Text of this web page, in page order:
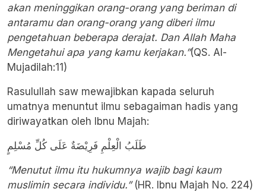
akan meninggikan orang-orang yang beriman di
antaramu dan orang-orang yang diberi ilmu
pengetahuan beberapa derajat. Dan Allah Maha
Mengetahui apa yang kamu kerjakan.”(QS. Al-
Mujadilah:11)
Rasulullah saw mewajibkan kapada seluruh
umatnya menuntut ilmu sebagaiman hadis yang
diriwayatkan oleh Ibnu Majah:
طَلَبُ الْعِلْمِ فَرِيْضَةٌ عَلَى كُلِّ مُسْلِمٍ
“Menutut ilmu itu hukumnya wajib bagi kaum
muslimin secara individu.”(HR. Ibnu Majah No. 224)